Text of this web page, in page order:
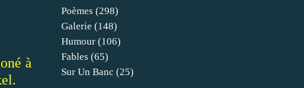
à
Poèmes (298)
Galerie (148)
Humour (106)
Fables (65)
Sur Un Banc (25)